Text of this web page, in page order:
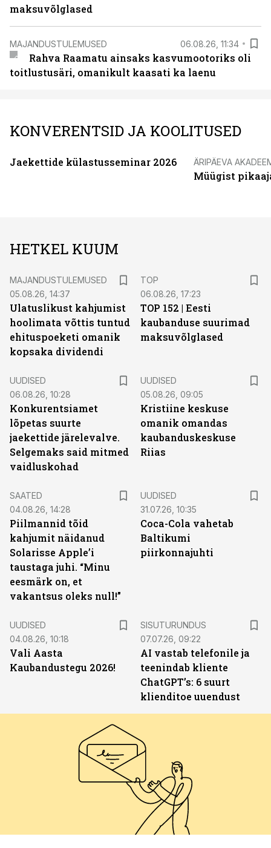
maksuvõlglased
MAJANDUSTULEMUSED 06.08.26, 11:34
Rahva Raamatu ainsaks kasvumootoriks oli
toitlustusäri, omanikult kaasati ka laenu
KONVERENTSID JA KOOLITUSED
Jaekettide külastusseminar 2026 ÄRIPÄEVA
Müügist
HETKEL KUUM
MAJANDUSTULEMUSED
05.08.26, 14:37
Ulatuslikust kahjumist
hoolimata võttis tuntud
ehituspoeketi omanik
kopsaka dividendi
TOP
06.08.26, 17:23
TOP 152 | Eesti
kaubanduse suurimad
maksuvõlglased
UUDISED
06.08.26, 10:28
Konkurentsiamet
lõpetas suurte
jaekettide järelevalve.
Selgemaks said mitmed
vaidluskohad
UUDISED
05.08.26, 09:05
Kristiine keskuse
omanik omandas
kaubanduskeskuse
Riias
SAATED
04.08.26, 14:28
Piilmannid tõid
kahjumit näidanud
Solarisse Apple’i
taustaga juhi. “Minu
eesmärk on, et
vakantsus oleks null!”
UUDISED
31.07.26, 10:35
Coca-Cola vahetab
Baltikumi
piirkonnajuhti
UUDISED
04.08.26, 10:18
Vali Aasta
Kaubandustegu 2026!
SISUTURUNDUS
07.07.26, 09:22
AI vastab telefonile ja
teenindab kliente
ChatGPT’s: 6 suurt
klienditoe uuendust